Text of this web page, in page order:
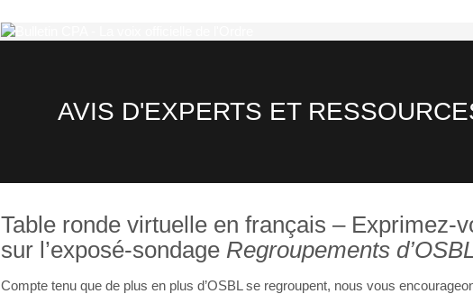
AVIS D'EXPERTS ET
Table ronde virtuelle en français – Exprimez-
sur l’exposé-sondage Regroupements
Compte tenu que de plus en plus d’OSBL se regroupent, nous vous